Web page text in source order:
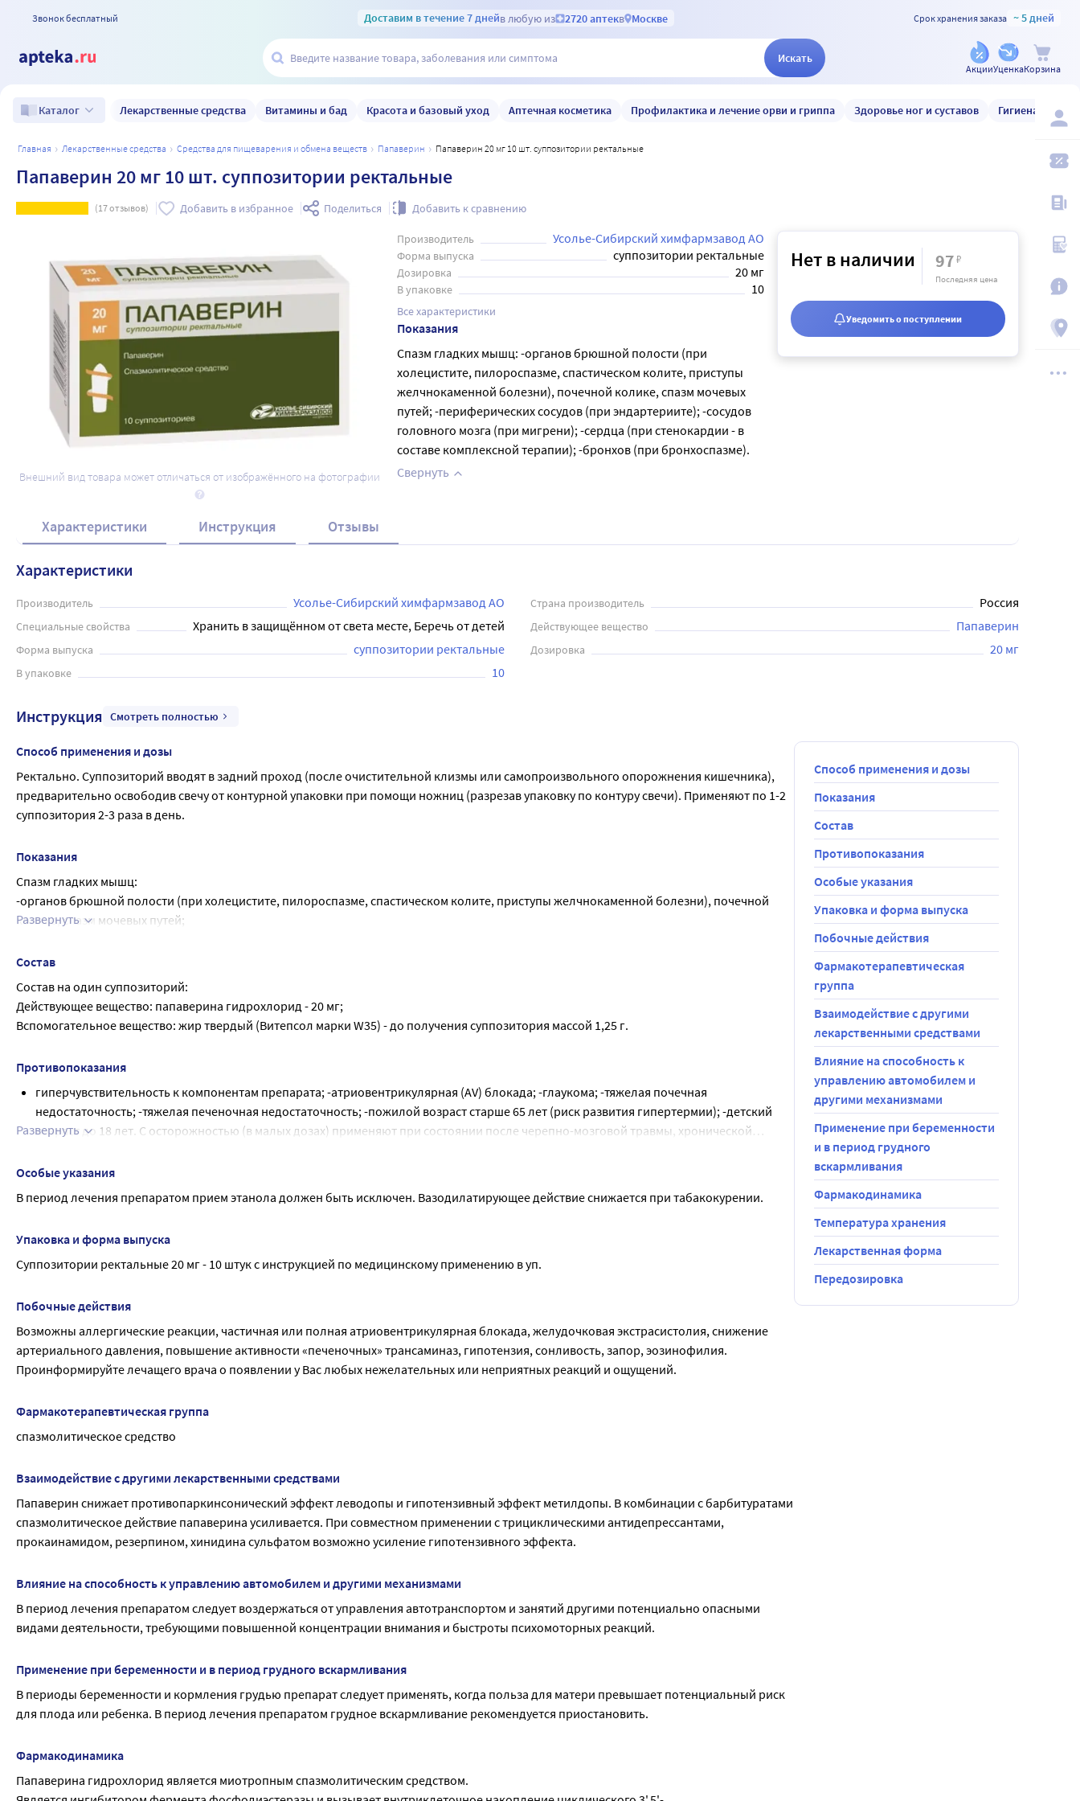
Звонок бесплатный Доставим в течение 7 днейв любую из 2720 аптекв Москве Срок хранения заказа ~ 5 дней
Искать
АкцииУценкаКорзина
Каталог Лекарственные средства Витамины и бад Красота и базовый уход Аптечная косметика Профилактика и лечение орви и гриппа Здоровье ног и суставов Гигиена и уход
главная лекарственные средства средства для пищеварения и обмена веществ папаверин Папаверин 20 мг 10 шт. суппозитории ректальные
Папаверин 20 мг 10 шт. суппозитории ректальные
(17отзывов) Добавить в избранное Поделиться Добавить к сравнению
Внешний вид товара может отличаться от изображённого на фотографии
Производитель Усолье-Сибирский химфармзавод АО
Форма выпуска суппозитории ректальные
Дозировка 20 мг
В упаковке 10
Все характеристики
Показания
Спазм гладких мышц: -органов брюшной полости (при
холецистите, пилороспазме, спастическом колите, приступы
желчнокаменной болезни), почечной колике, спазм мочевых
путей; -периферических сосудов (при эндартериите); -сосудов
головного мозга (при мигрени); -сердца (при стенокардии - в
составе комплексной терапии); -бронхов (при бронхоспазме).
Свернуть
Нет в наличии 97₽
Последняя цена
Уведомить о поступлении
Характеристики Инструкция Отзывы
Характеристики
Производитель Усолье-Сибирский химфармзавод АО Страна производитель Россия
Специальные свойства Хранить в защищённом от света месте, Беречь от детей Действующее вещество Папаверин
Форма выпуска суппозитории ректальные Дозировка 20 мг
В упаковке 10
Инструкция Смотреть полностью
Способ применения и дозы
Ректально. Суппозиторий вводят в задний проход (после очистительной клизмы или самопроизвольного опорожнения кишечника),
предварительно освободив свечу от контурной упаковки при помощи ножниц (разрезав упаковку по контуру свечи). Применяют по 1-2
суппозитория 2-3 раза в день.
Показания
Спазм гладких мышц:
-органов брюшной полости (при холецистите, пилороспазме, спастическом колите, приступы желчнокаменной болезни), почечной
колике, спазм мочевых путей;
-сосудов головного мозга (при мигрени);
-сердца (при стенокардии - в составе комплексной терапии);
-бронхов (при бронхоспазме).
Развернуть
Состав
Состав на один суппозиторий:
Действующее вещество: папаверина гидрохлорид - 20 мг;
Вспомогательное вещество: жир твердый (Витепсол марки W35) - до получения суппозитория массой 1,25 г.
Противопоказания
гиперчувствительность к компонентам препарата; -атриовентрикулярная (AV) блокада; -глаукома; -тяжелая почечная
недостаточность; -тяжелая печеночная недостаточность; -пожилой возраст старше 65 лет (риск развития гипертермии); -детский
возраст до 18 лет. С осторожностью (в малых дозах) применяют при состоянии после черепно-мозговой травмы, хронической
наджелудочковой тахикардии, шоковых состояниях, беременности, периоде грудного вскармливания.
Развернуть
Особые указания
В период лечения препаратом прием этанола должен быть исключен. Вазодилатирующее действие снижается при табакокурении.
Упаковка и форма выпуска
Суппозитории ректальные 20 мг - 10 штук с инструкцией по медицинскому применению в уп.
Побочные действия
Возможны аллергические реакции, частичная или полная атриовентрикулярная блокада, желудочковая экстрасистолия, снижение
артериального давления, повышение активности «печеночных» трансаминаз, гипотензия, сонливость, запор, эозинофилия.
Проинформируйте лечащего врача о появлении у Вас любых нежелательных или неприятных реакций и ощущений.
Фармакотерапевтическая группа
спазмолитическое средство
Взаимодействие с другими лекарственными средствами
Папаверин снижает противопаркинсонический эффект леводопы и гипотензивный эффект метилдопы. В комбинации с барбитуратами
спазмолитическое действие папаверина усиливается. При совместном применении с трициклическими антидепрессантами,
прокаинамидом, резерпином, хинидина сульфатом возможно усиление гипотензивного эффекта.
Влияние на способность к управлению автомобилем и другими механизмами
В период лечения препаратом следует воздержаться от управления автотранспортом и занятий другими потенциально опасными
видами деятельности, требующими повышенной концентрации внимания и быстроты психомоторных реакций.
Применение при беременности и в период грудного вскармливания
В периоды беременности и кормления грудью препарат следует применять, когда польза для матери превышает потенциальный риск
для плода или ребенка. В период лечения препаратом грудное вскармливание рекомендуется приостановить.
Фармакодинамика
Папаверина гидрохлорид является миотропным спазмолитическим средством.
Способ применения и дозы
Показания
Состав
Противопоказания
Особые указания
Упаковка и форма выпуска
Побочные действия
Фармакотерапевтическая
группа
Взаимодействие с другими
лекарственными средствами
Влияние на способность к
управлению автомобилем и
другими механизмами
Применение при беременности
и в период грудного
вскармливания
Фармакодинамика
Температура хранения
Лекарственная форма
Передозировка